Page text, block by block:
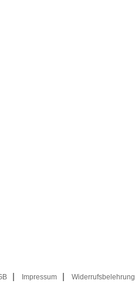
Impressum Widerrufsbelehrung